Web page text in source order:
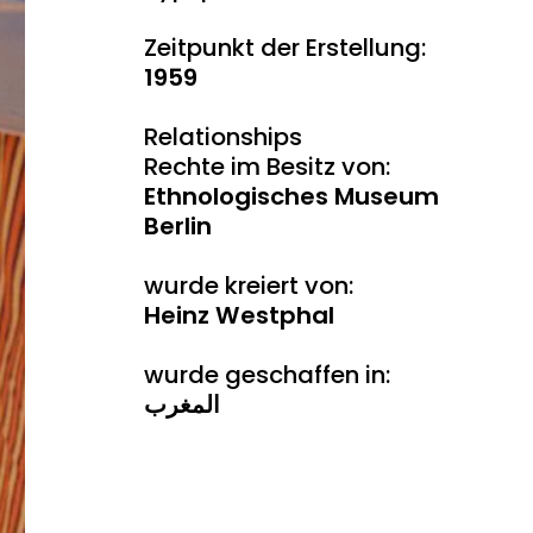
Zeitpunkt der Erstellung:
1959
Relationships
Rechte im Besitz von:
Ethnologisches Museum
Berlin
wurde kreiert von:
Heinz Westphal
wurde geschaffen in:
المغرب